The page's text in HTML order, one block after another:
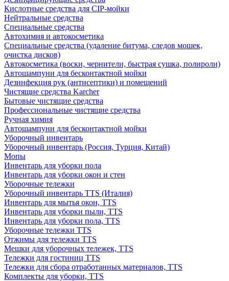
Кислотные средства для CIP-мойки
Нейтральные средства
Специальные средства
Автохимия и автокосметика
Специальные средства (удаление битума, следов мошек,
очистка дисков)
Автокосметика (воски, чернители, быстрая сушка, полироли)
Автошампуни для бесконтактной мойки
Дезинфекция рук (антисептики) и помещений
Чистящие средства Karcher
Бытовые чистящие средства
Профессиональные чистящие средства
Ручная химия
Автошампуни для бесконтактной мойки
Уборочный инвентарь
Уборочный инвентарь (Россия, Турция, Китай)
Мопы
Инвентарь для уборки пола
Инвентарь для уборки окон и стен
Уборочные тележки
Уборочный инвентарь TTS (Италия)
Инвентарь для мытья окон, TTS
Инвентарь для уборки пыли, TTS
Инвентарь для уборки пола, TTS
Уборочные тележки TTS
Отжимы для тележки TTS
Мешки для уборочных тележек, TTS
Тележки для гостиниц TTS
Тележки для сбора отработанных материалов, TTS
Комплекты для уборки, TTS